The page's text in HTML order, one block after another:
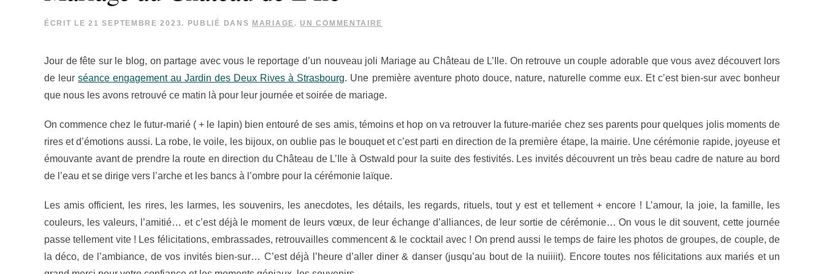
ÉCRIT LE21 SEPTEMBRE 2023 . PUBLIÉ DANS MARIAGE .UN COMMENTAIRE
DE
L’ILE
Jour de fête sur le blog, on partage avec vous le reportage d’un nouveau joli Mariage au Château de L’Ile. On retrouve un couple adorable que vous avez découvert lors
de leurséance engagement au Jardin des Deux Rives à Strasbourg. Une première aventure photo douce, nature, naturelle comme eux. Et c’est bien-sur avec bonheur
que nous les avons retrouvé ce matin là pour leur journée et soirée de mariage.
On commence chez le futur-marié ( + le lapin) bien entouré de ses amis, témoins et hop on va retrouver la future-mariée chez ses parents pour quelques jolis moments de
rires et d’émotions aussi. La robe, le voile, les bijoux, on oublie pas le bouquet et c’est parti en direction de la première étape, la mairie. Une cérémonie rapide, joyeuse et
émouvante avant de prendre la route en direction du Château de L’Ile à Ostwald pour la suite des festivités. Les invités découvrent un très beau cadre de nature au bord
de l’eau et se dirige vers l’arche et les bancs à l’ombre pour la cérémonie laïque.
Les amis officient, les rires, les larmes, les souvenirs, les anecdotes, les détails, les regards, rituels, tout y est et tellement + encore ! L’amour, la joie, la famille, les
couleurs, les valeurs, l’amitié… et c’est déjà le moment de leurs vœux, de leur échange d’alliances, de leur sortie de cérémonie… On vous le dit souvent, cette journée
passe tellement vite ! Les félicitations, embrassades, retrouvailles commencent & le cocktail avec ! On prend aussi le temps de faire les photos de groupes, de couple, de
la déco, de l’ambiance, de vos invités bien-sur… C’est déjà l’heure d’aller diner & danser (jusqu’au bout de la nuiiiit). Encore toutes nos félicitations aux mariés et un